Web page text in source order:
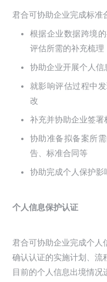
君合可协助企业完成标准
根据企业数据跨境
评估所需的补充梳理
协助企业开展个人
就影响评估过程中
改
补充并协助企业签署
协助准备拟备案所
告、标准合同等
协助完成个人保护影
个人信息保护认证
君合可协助企业完成个人
确认认证的实施计划、流
目前的个人信息出境情